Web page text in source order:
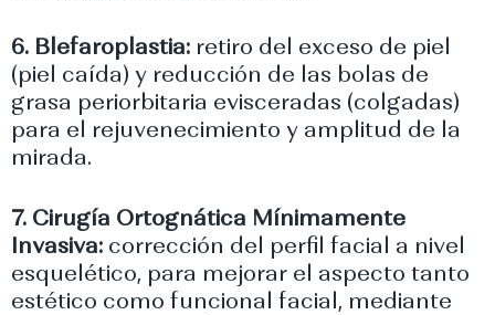
6. Blefaroplastia: retiro del exceso de piel
(piel caída) y reducción de las bolas de
grasa periorbitaria evisceradas (colgadas)
para el rejuvenecimiento y amplitud de la
mirada.
7. Cirugía Ortognática Mínimamente
Invasiva: corrección del perfil facial a nivel
esquelético, para mejorar el aspecto tanto
estético como funcional facial, mediante